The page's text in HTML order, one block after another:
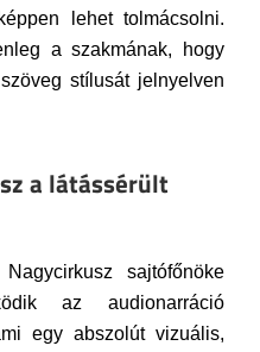
lehet tolmácsolni.
a szakmának, hogy
stílusát jelnyelven
a látássérült
sajtófőnöke
az audionarráció
egy abszolút vizuális,